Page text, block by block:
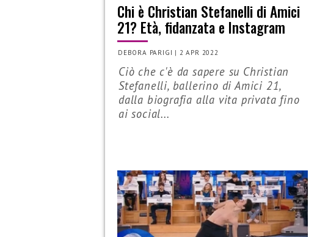
Chi è Christian Stefanelli di Amici
21? Età, fidanzata e Instagram
DEBORA PARIGI | 2 APR 2022
Ciò che c'è da sapere su Christian
Stefanelli, ballerino di Amici 21,
dalla biografia alla vita privata fino
ai social...